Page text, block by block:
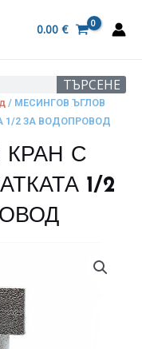
0.00 €
ТЪРСЕНЕ
/ МЕСИНГОВ ЪГЛОВ
1/2 ЗА ВОДОПРОВОД
КРАН С
1/2